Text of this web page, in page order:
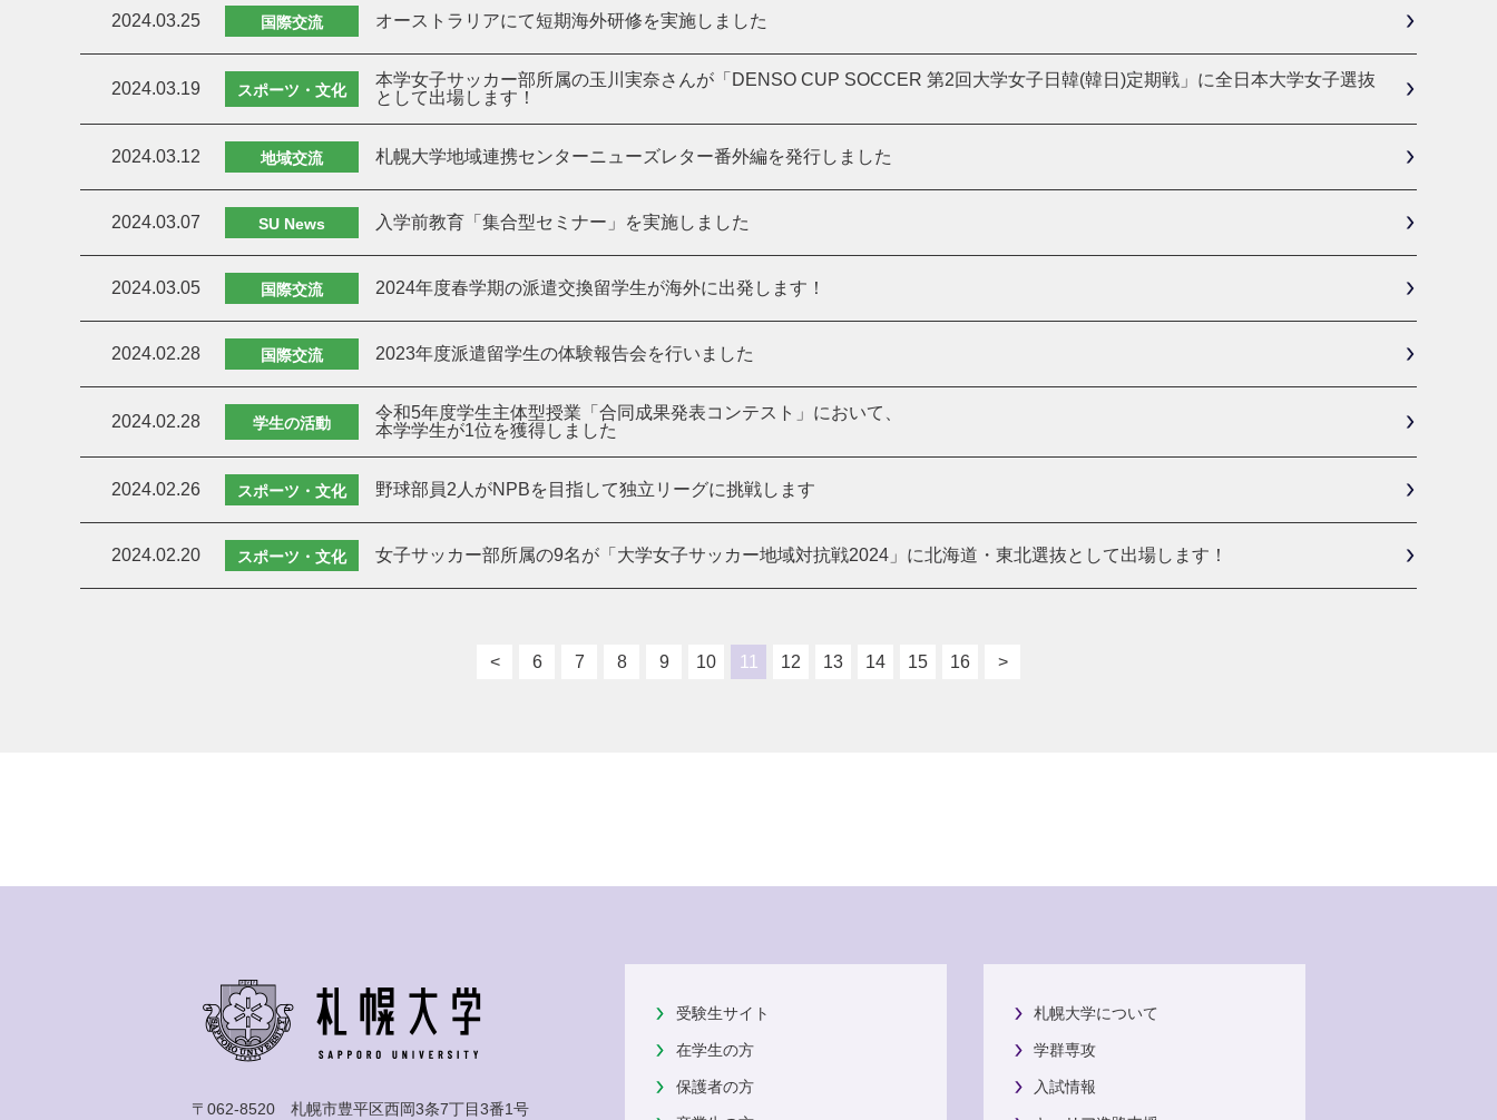
2024.03.25 国際交流 オーストラリアにて短期海外研修を実施しました
2024.03.19 スポーツ・文化
本学女子サッカー部所属の玉川実奈さんが「DENSO CUP SOCCER 第2回大学女子日韓(韓日)定期戦」に全日本大学女子選抜
として出場します！
2024.03.12 地域交流 札幌大学地域連携センターニューズレター番外編を発行しました
2024.03.07 SU News 入学前教育「集合型セミナー」を実施しました
2024.03.05 国際交流 2024年度春学期の派遣交換留学生が海外に出発します！
2024.02.28 国際交流 2023年度派遣留学生の体験報告会を行いました
2024.02.28 学生の活動
令和5年度学生主体型授業「合同成果発表コンテスト」において、
本学学生が1位を獲得しました
2024.02.26 スポーツ・文化 野球部員2人がNPBを目指して独立リーグに挑戦します
2024.02.20 スポーツ・文化 女子サッカー部所属の9名が「大学女子サッカー地域対抗戦2024」に北海道・東北選抜として出場します！
< 6 7 8 9 10 11 12 13 14 15 16 >
〒062-8520 札幌市豊平区西岡3条7丁目3番1号
受験生サイト
在学生の方
保護者の方
札幌大学について
学群専攻
入試情報